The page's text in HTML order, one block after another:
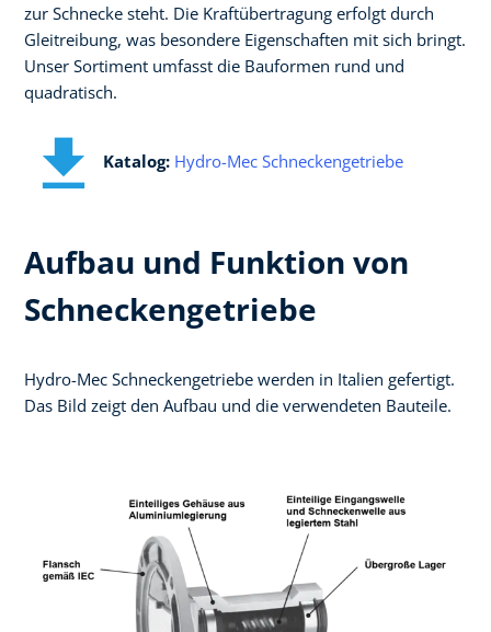
zur Schnecke steht. Die Kraftübertragung erfolgt durch
Gleitreibung, was besondere Eigenschaften mit sich bringt.
Unser Sortiment umfasst die Bauformen rund und
quadratisch.
Katalog:​ Hydro-Mec Schneckengetriebe
Aufbau und Funktion von
Schneckengetriebe
Hydro-Mec Schneckengetriebe werden in Italien gefertigt.
Das Bild zeigt den Aufbau und die verwendeten Bauteile.